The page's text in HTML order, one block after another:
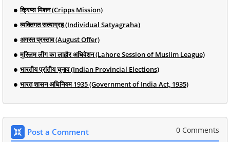
क्रिप्स मिशन (Cripps Mission)
व्यक्तिगत सत्याग्रह (Individual Satyagraha)
अगस्त प्रस्ताव (August Offer)
मुस्लिम लीग का लाहौर अधिवेशन (Lahore Session of Muslim League)
भारतीय प्रांतीय चुनाव (Indian Provincial Elections)
भारत शासन अधिनियम 1935 (Government of India Act, 1935)
Post a Comment 0 Comments